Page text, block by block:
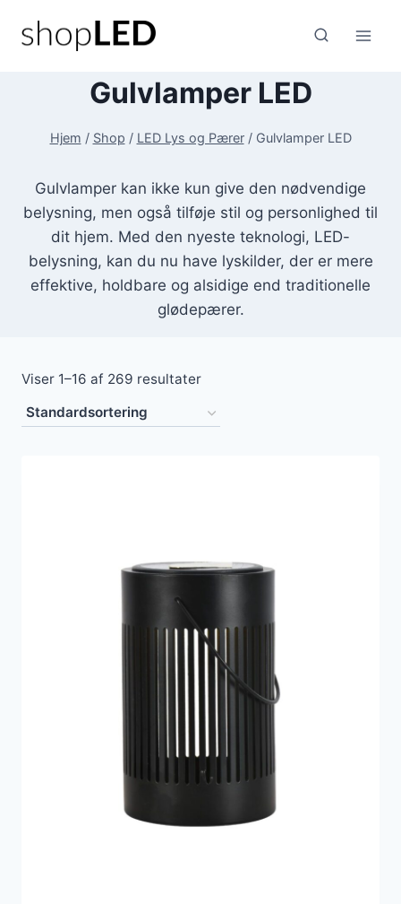
Gulvlamper LED
Hjem / Shop / LED Lys og Pærer / Gulvlamper LED
Gulvlamper kan ikke kun give den nødvendige
belysning, men også tilføje stil og personlighed til
dit hjem. Med den nyeste teknologi, LED-
belysning, kan du nu have lyskilder, der er mere
effektive, holdbare og alsidige end traditionelle
glødepærer.
Viser 1–16 af 269 resultater